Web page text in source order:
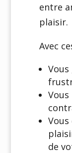
entre
plaisir.
Avec
de